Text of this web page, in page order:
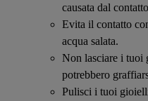
causata dal
Evita il contatto
acqua salata.
Non lasciare i tuoi
potrebbero
Pulisci i tuoi